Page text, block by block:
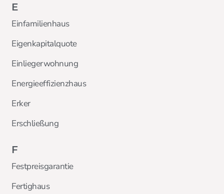
E
Einfamilienhaus
Eigenkapitalquote
Einliegerwohnung
Energieeffizienzhaus
Erker
Erschließung
F
Festpreisgarantie
Fertighaus